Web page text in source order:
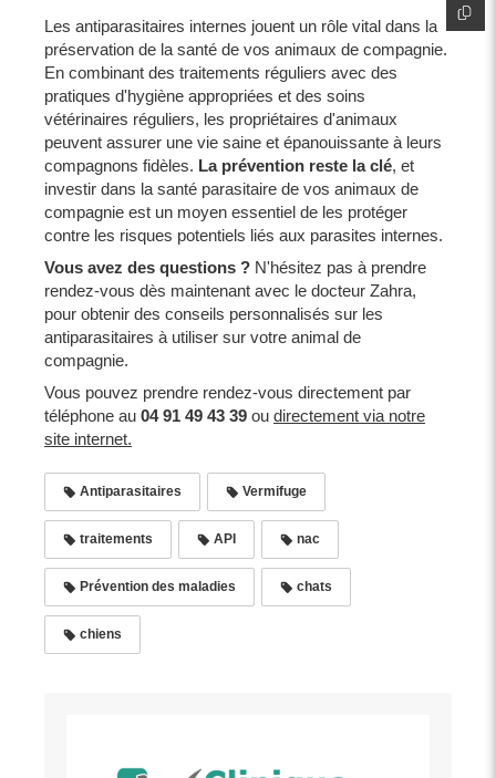
Les antiparasitaires internes jouent un rôle vital dans la
préservation de la santé de vos animaux de compagnie.
En combinant des traitements réguliers avec des
pratiques d'hygiène appropriées et des soins
vétérinaires réguliers, les propriétaires d'animaux
peuvent assurer une vie saine et épanouissante à leurs
compagnons fidèles. La prévention reste la clé, et
investir dans la santé parasitaire de vos animaux de
compagnie est un moyen essentiel de les protéger
contre les risques potentiels liés aux parasites internes.
Vous avez des questions ? N'hésitez pas à prendre
rendez-vous dès maintenant avec le docteur Zahra,
pour obtenir des conseils personnalisés sur les
antiparasitaires à utiliser sur votre animal de
compagnie.
Vous pouvez prendre rendez-vous directement par
téléphone au 04 91 49 43 39 ou directement via notre
site internet.
Antiparasitaires Vermifuge
traitements API nac
Prévention des maladies chats
chiens